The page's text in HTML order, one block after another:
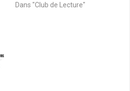
Dans "Club de Lecture"